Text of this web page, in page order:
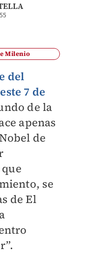
Milenio
del
7 de
de la
apenas
de
se
de El